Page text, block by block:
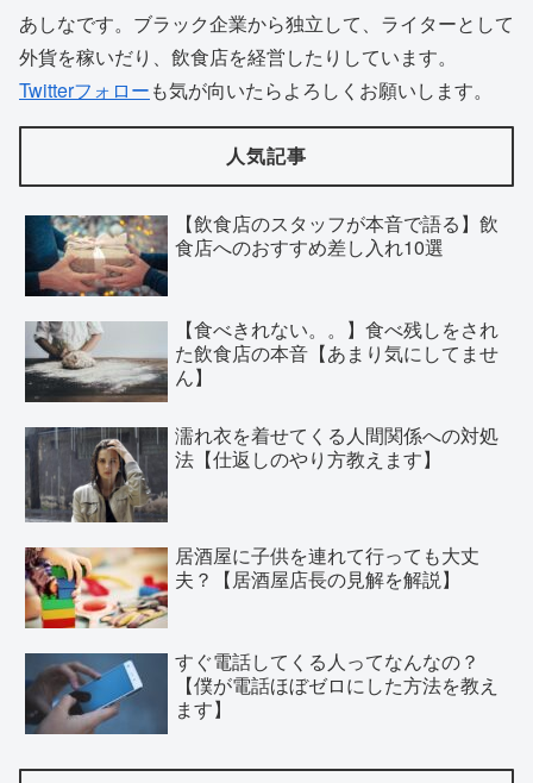
あしなです。ブラック企業から独立して、ライターとして
外貨を稼いだり、飲食店を経営したりしています。
Twitterフォローも気が向いたらよろしくお願いします。
人気記事
【飲食店のスタッフが本音で語る】飲
食店へのおすすめ差し入れ10選
【食べきれない。。】食べ残しをされ
た飲食店の本音【あまり気にしてませ
ん】
濡れ衣を着せてくる人間関係への対処
法【仕返しのやり方教えます】
居酒屋に子供を連れて行っても大丈
夫？【居酒屋店長の見解を解説】
すぐ電話してくる人ってなんなの？
【僕が電話ほぼゼロにした方法を教え
ます】